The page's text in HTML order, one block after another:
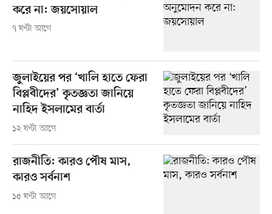
করে না: জয়সোয়াল
৭ ঘণ্টা আগে
জুলাইয়ের পর ‘খালি হাতে ফেরা
বিপ্লবীদের’ কৃতজ্ঞতা জানিয়ে
নাহিদ ইসলামের বার্তা
১২ ঘণ্টা আগে
রাজনীতি: কারও পৌষ মাস,
কারও সর্বনাশ
১৫ ঘণ্টা আগে